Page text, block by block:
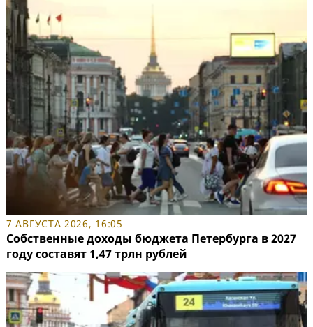
7 АВГУСТА 2026, 16:05
Собственные доходы бюджета Петербурга в 2027
году составят 1,47 трлн рублей